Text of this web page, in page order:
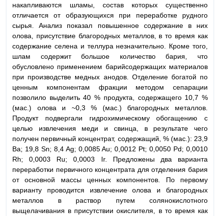
накапливаются шламы, состав которых существенно
отличается от образующихся при переработке рудного
сырья. Анализ показал повышенное содержание в них
олова, присутствие благородных металлов, в то время как
содержание селена и теллура незначительно. Кроме того,
шлам содержит большое количество бария, что
обусловлено применением барийсодержащих материалов
при производстве медных анодов. Отделение богатой по
ценным компонентам фракции методом сепарации
позволило выделить 40 % продукта, содержащего 10,7 %
(мас.) олова и ~0,3 % (мас.) благородных металлов.
Продукт подвергали гидрохимическому обогащению с
целью извлечения меди и свинца, в результате чего
получен первичный концентрат, содержащий, % (мас.): 23,9
Ba; 19,8 Sn; 8,4 Ag; 0,0085 Au; 0,0012 Pt; 0,0050 Pd; 0,0010
Rh; 0,0003 Ru; 0,0003 Ir. Предложены два варианта
переработки первичного концентрата для отделения бария
от основной массы ценных компонентов. По первому
варианту проводится извлечение олова и благородных
металлов в раствор путем солянокислотного
выщелачивания в присутствии окислителя, в то время как